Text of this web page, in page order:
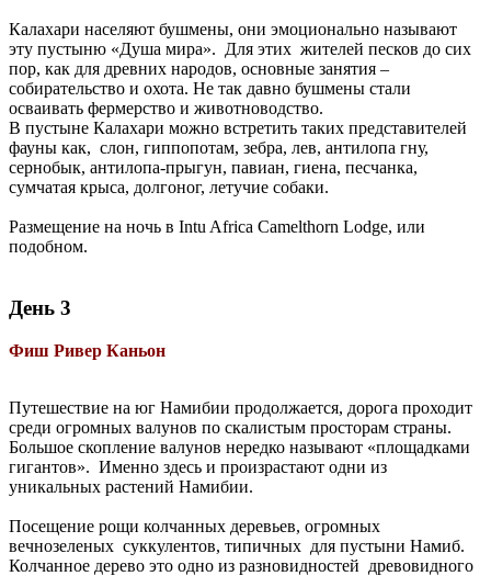
Калахари населяют бушмены, они эмоционально называют
эту пустыню «Душа мира». Для этих жителей песков до сих
пор, как для древних народов, основные занятия –
собирательство и охота. Не так давно бушмены стали
осваивать фермерство и животноводство.
В пустыне Калахари можно встретить таких представителей
фауны как, слон, гиппопотам, зебра, лев, антилопа гну,
сернобык, антилопа-прыгун, павиан, гиена, песчанка,
сумчатая крыса, долгоног, летучие собаки.
Размещение на ночь в Intu Africa Camelthorn Lodge, или
подобном.
День 3
Фиш Ривер Каньон
Путешествие на юг Намибии продолжается, дорога проходит
среди огромных валунов по скалистым просторам страны.
Большое скопление валунов нередко называют «площадками
гигантов». Именно здесь и произрастают одни из
уникальных растений Намибии.
Посещение рощи колчанных деревьев, огромных
вечнозеленых суккулентов, типичных для пустыни Намиб.
Колчанное дерево это одно из разновидностей древовидного